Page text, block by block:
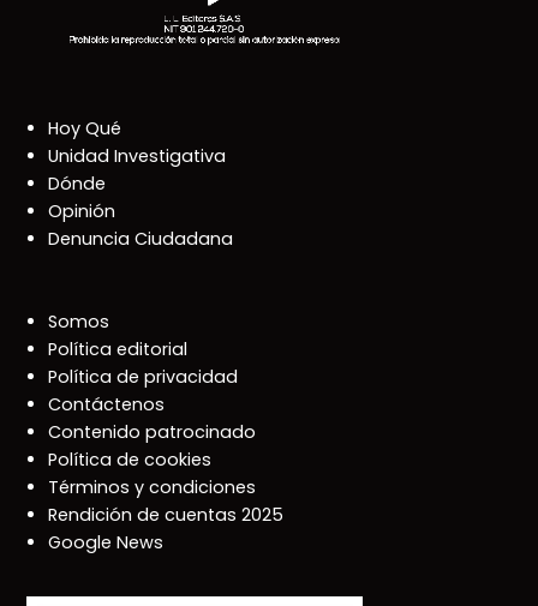
Hoy Qué
Unidad Investigativa
Dónde
Opinión
Denuncia Ciudadana
Somos
Política editorial
Política de privacidad
Contáctenos
Contenido patrocinado
Política de cookies
Términos y condiciones
Rendición de cuentas 2025
Google News